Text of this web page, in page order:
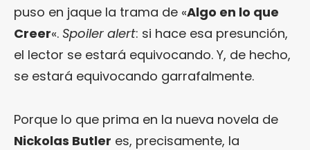
puso en jaque la trama de «Algo en lo que
Creer«. Spoiler alert: si hace esa presunción,
el lector se estará equivocando. Y, de hecho,
se estará equivocando garrafalmente.
Porque lo que prima en la nueva novela de
Nickolas Butler es, precisamente, la